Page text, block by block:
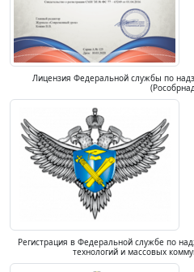
Лицензия Федеральной службы по
Регистрация в Федеральной службе по
технологий и массовых